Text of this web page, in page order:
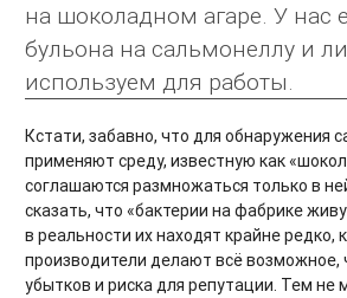
на шоколадном агаре. У нас
бульона на сальмонеллу и
используем для работы.
Кстати, забавно, что для обнаружения
применяют среду, известную как
соглашаются размножаться только в
сказать, что «бактерии на фабрике
в реальности их находят крайне редко,
производители делают всё возможное,
убытков и риска для репутации. Тем не